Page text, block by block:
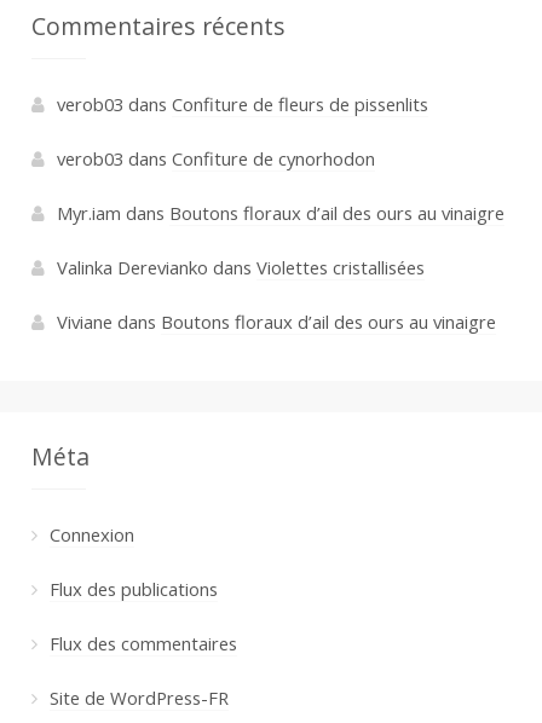
Commentaires récents
verob03 dans Confiture de fleurs de pissenlits
verob03 dans Confiture de cynorhodon
Myr.iam dans Boutons floraux d’ail des ours au vinaigre
Valinka Derevianko dans Violettes cristallisées
Viviane dans Boutons floraux d’ail des ours au vinaigre
Méta
Connexion
Flux des publications
Flux des commentaires
Site de WordPress-FR